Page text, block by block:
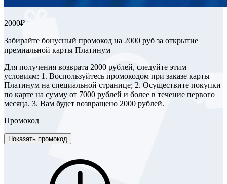
2000₽
Забирайте бонусный промокод на 2000 руб за открытие
премиальной карты Платинум
Для получения возврата 2000 рублей, следуйте этим
условиям: 1. Воспользуйтесь промокодом при заказе карты
Платинум на специальной странице; 2. Осуществите покупки
по карте на сумму от 7000 рублей и более в течение первого
месяца. 3. Вам будет возвращено 2000 рублей.
Промокод
Показать промокод